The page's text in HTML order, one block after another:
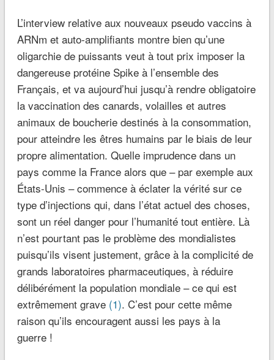
L’interview relative aux nouveaux pseudo vaccins à
ARNm et auto-amplifiants montre bien qu’une
oligarchie de puissants veut à tout prix imposer la
dangereuse protéine Spike à l’ensemble des
Français, et va aujourd’hui jusqu’à rendre obligatoire
la vaccination des canards, volailles et autres
animaux de boucherie destinés à la consommation,
pour atteindre les êtres humains par le biais de leur
propre alimentation. Quelle imprudence dans un
pays comme la France alors que – par exemple aux
États-Unis – commence à éclater la vérité sur ce
type d’injections qui, dans l’état actuel des choses,
sont un réel danger pour l’humanité tout entière. Là
n’est pourtant pas le problème des mondialistes
puisqu’ils visent justement, grâce à la complicité de
grands laboratoires pharmaceutiques, à réduire
délibérément la population mondiale – ce qui est
extrêmement grave (1). C’est pour cette même
raison qu’ils encouragent aussi les pays à la
guerre !